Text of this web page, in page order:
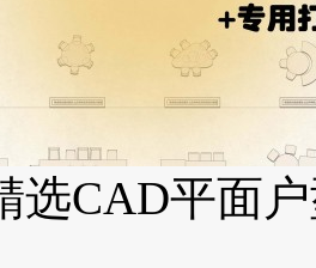
选CAD平面